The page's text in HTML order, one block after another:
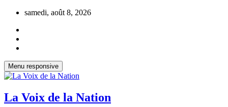
Aller
contenu
samedi, août 8, 2026
Menu responsive
La Voix de la Nation